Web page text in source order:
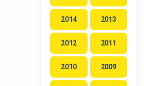
2014 2013
2012 2011
2010 2009